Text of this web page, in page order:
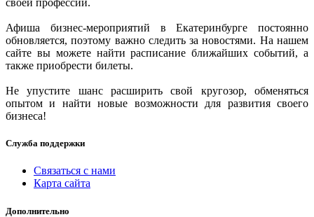
своей профессии.
Афиша бизнес-мероприятий в Екатеринбурге постоянно
обновляется, поэтому важно следить за новостями. На нашем
сайте вы можете найти расписание ближайших событий, а
также приобрести билеты.
Не упустите шанс расширить свой кругозор, обменяться
опытом и найти новые возможности для развития своего
бизнеса!
Служба поддержки
Связаться с нами
Карта сайта
Дополнительно